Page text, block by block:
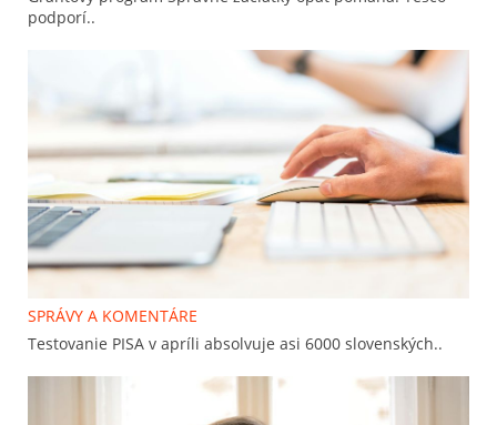
podporí..
SPRÁVY A KOMENTÁRE
Testovanie PISA v apríli absolvuje asi 6000 slovenských..